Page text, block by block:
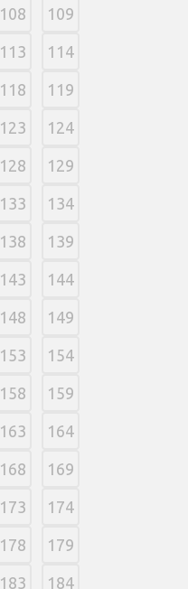
108 109
113 114
118 119
123 124
128 129
133 134
138 139
143 144
148 149
153 154
158 159
163 164
168 169
173 174
178 179
183 184